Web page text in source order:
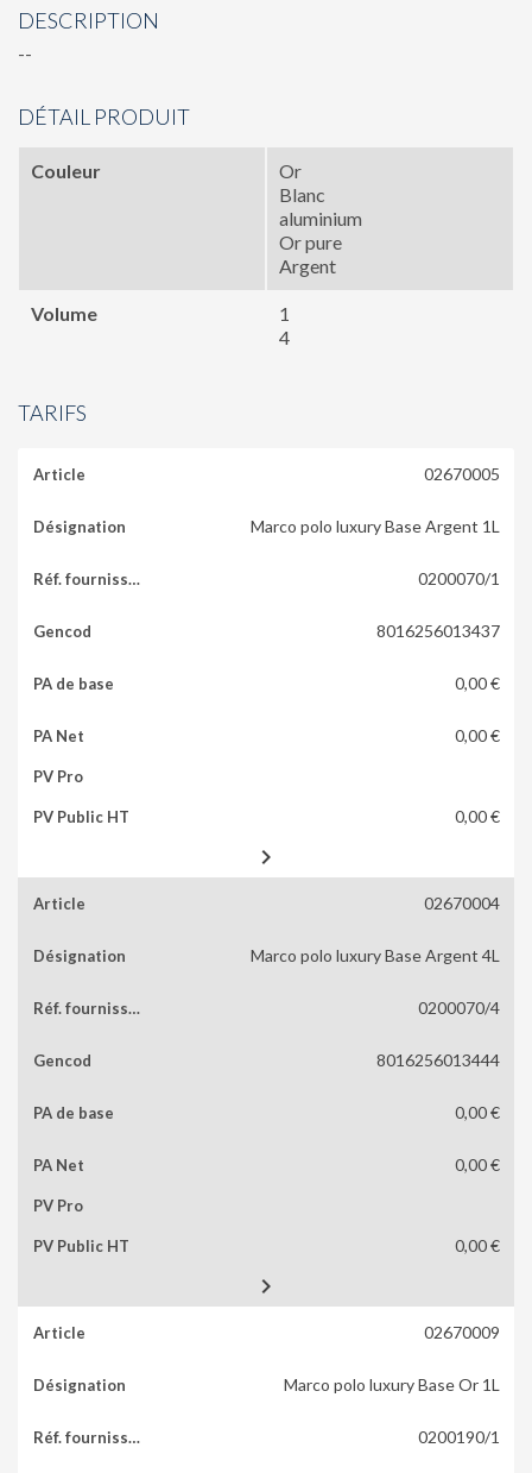
DESCRIPTION
--
DÉTAIL PRODUIT
Couleur
Or
Blanc
aluminium
Or pure
Argent
Volume
1
4
TARIFS
02670005
Marco polo luxury Base Argent 1L
0200070/1
8016256013437
0,00 €
0,00 €
0,00 €

02670004
Marco polo luxury Base Argent 4L
0200070/4
8016256013444
0,00 €
0,00 €
0,00 €

02670009
Marco polo luxury Base Or 1L
0200190/1